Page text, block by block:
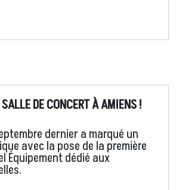
DE CONCERT À AMIENS !
dernier a marqué un
avec la pose de la première
Équipement dédié aux